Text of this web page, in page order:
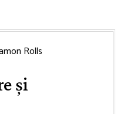
și